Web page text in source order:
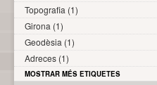
Topografia (1)
Girona (1)
Geodèsia (1)
Adreces (1)
MOSTRAR MÉS ETIQUETES